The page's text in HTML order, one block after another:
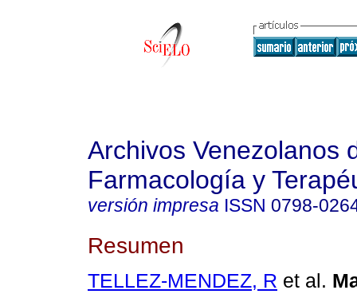
Archivos Venezolanos
Farmacología y
versión impresa ISSN 0798-
Resumen
TELLEZ-MENDEZ, R et al.